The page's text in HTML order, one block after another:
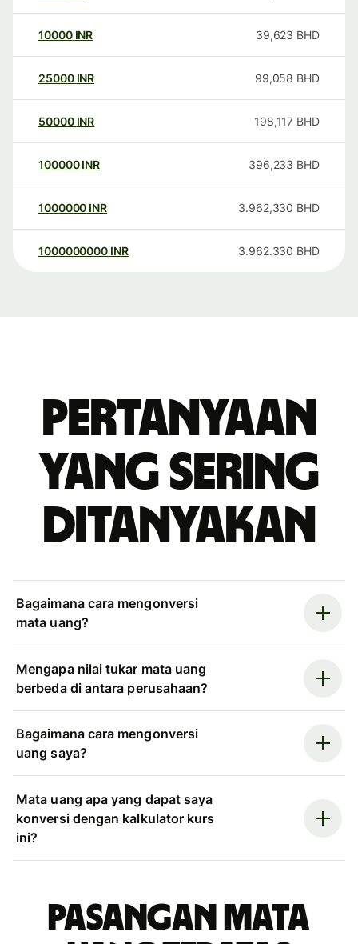
10000 INR 39,623 BHD
25000 INR 99,058 BHD
50000 INR 198,117 BHD
100000 INR 396,233 BHD
1000000 INR 3.962,330 BHD
1000000000 INR 3.962.330 BHD
Pertanyaan
yang sering
ditanyakan
Bagaimana cara mengonversi
mata uang?
Mengapa nilai tukar mata uang
berbeda di antara perusahaan?
Bagaimana cara mengonversi
uang saya?
Mata uang apa yang dapat saya
konversi dengan kalkulator kurs
ini?
Pasangan mata